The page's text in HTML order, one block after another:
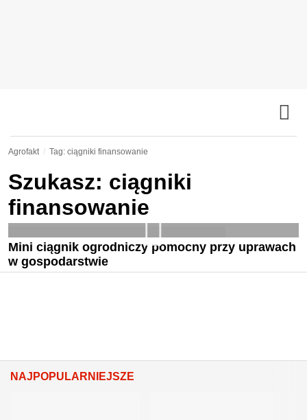
Agrofakt Tag: ciągniki finansowanie
Szukasz: ciągniki
finansowanie
Mini ciągnik ogrodniczy pomocny przy uprawach
w gospodarstwie
NAJPOPULARNIEJSZE